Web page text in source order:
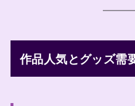
作品人気とグッズ需